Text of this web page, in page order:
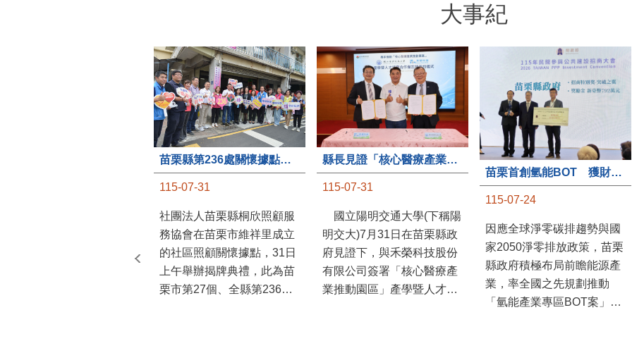
大事紀
苗栗縣第236處關懷據點在苗栗市維祥里揭牌
115-07-31
社團法人苗栗縣桐欣照顧服
務協會在苗栗市維祥里成立
的社區照顧關懷據點，31日
上午舉辦揭牌典禮，此為苗
栗市第27個、全縣第236處
縣長見證「核心醫療產業推動園區」產學合作簽約儀式
115-07-31
國立陽明交通大學(下稱陽
明交大)7月31日在苗栗縣政
府見證下，與禾榮科技股份
有限公司簽署「核心醫療產
業推動園區」產學暨人才培
苗栗首創氫能BOT 獲財政部「突破之翼」肯定
115-07-24
因應全球淨零碳排趨勢與國
家2050淨零排放政策，苗栗
縣政府積極布局前瞻能源產
業，率全國之先規劃推動
「氫能產業專區BOT案」，